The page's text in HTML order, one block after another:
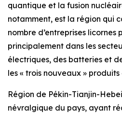
quantique et la fusion
notamment, est la région qui
nombre d’entreprises licornes
principalement dans les
électriques, des batteries et
les « trois nouveaux » produits
Région de Pékin-Tianjin-
névralgique du pays, ayant